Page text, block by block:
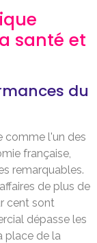
santé et
du
comme l'un des
française,
remarquables.
de plus de
cent sont
dépasse les
place de la